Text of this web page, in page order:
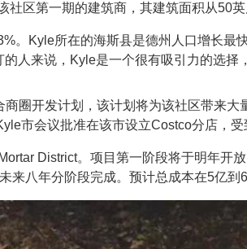
区第一期的建筑商，其建筑面积从50
。Kyle所在的海斯县是德州人口增长最
人来说，Kyle是一个很有吸引力的选择
圈开发计划，该计划将为该社区带来
市会议批准在该市设立Costco分店，
District。项目第一阶段将于明年开
来八年分阶段完成。预计总成本在5亿到